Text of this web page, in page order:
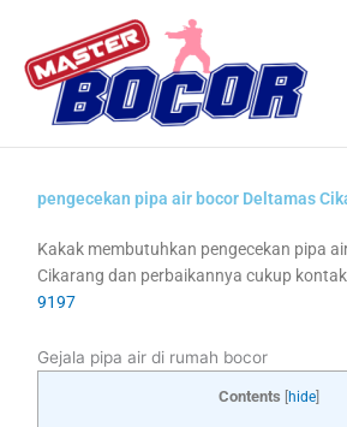
content
pengecekan pipa air bocor Deltamas
Kakak membutuhkan pengecekan pipa
Cikarang dan perbaikannya cukup
9197
Gejala pipa air di rumah bocor
Contents [hide]